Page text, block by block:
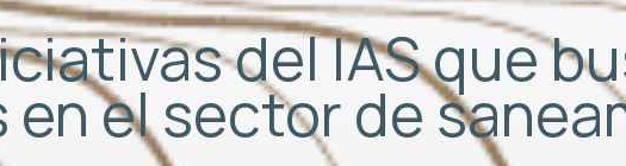
del IAS que
el sector de